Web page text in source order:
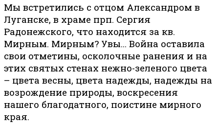
Мы встретились с отцом Александром в
Луганске, в храме прп. Сергия
Радонежского, что находится за кв.
Мирным. Мирным? Увы… Война оставила
свои отметины, осколочные ранения и на
этих святых стенах нежно-зеленого цвета
– цвета весны, цвета надежды, надежды на
возрождение природы, воскресения
нашего благодатного, поистине мирного
края.